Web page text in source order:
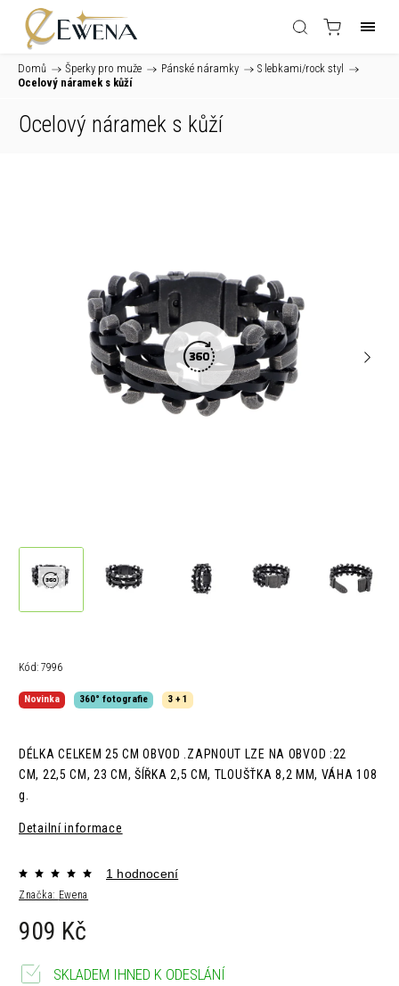
Domů / Šperky pro muže / Pánské náramky / S lebkami/rock styl /
Ocelový náramek s kůží
Ocelový náramek s kůží
Kód: 7996
Novinka 360° fotografie 3 + 1
DÉLKA CELKEM 25 CM OBVOD .ZAPNOUT LZE NA OBVOD :22
CM, 22,5 CM, 23 CM, ŠÍŘKA 2,5 CM, TLOUŠŤKA 8,2 MM, VÁHA 108
g.
Detailní informace
Značka: Ewena
1 hodnocení
909 Kč
SKLADEM IHNED K ODESLÁNÍ